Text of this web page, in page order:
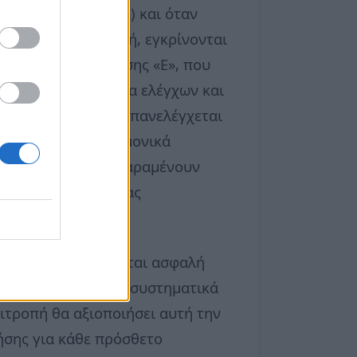
Τροφίμων (EFSA) και όταν
του καταναλωτή, εγκρίνονται
ταξινόμησης «Ε», που
διαδικασία ελέγχων και
πρόσθετου επανελέγχεται
πρόσφατα επιστημονικά
τα πρόσθετα παραμένουν
εξαιτίας
Ένωση θεωρούνται ασφαλή
επαναξιολογήσει συστηματικά
θα αξιοποιήσει αυτή την
για κάθε πρόσθετο